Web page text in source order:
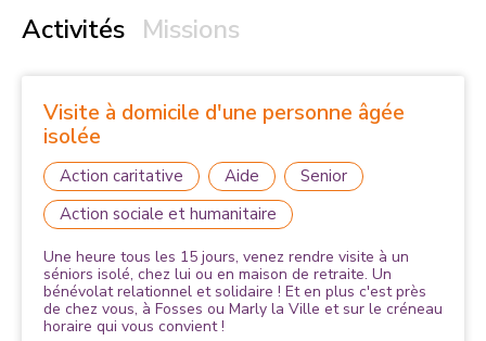
Activités Missions
Visite à domicile d'une personne âgée
isolée
Action caritative Aide
Senior
Action sociale et humanitaire
Une heure tous les 15 jours, venez rendre visite à un
séniors isolé, chez lui ou en maison de retraite. Un
bénévolat relationnel et solidaire ! Et en plus c'est près
de chez vous, à Fosses ou Marly la Ville et sur le créneau
horaire qui vous convient !